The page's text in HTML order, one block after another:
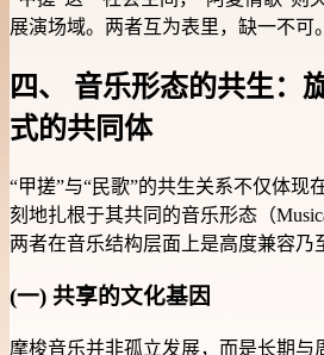
展演场域。两者互为表里，缺一不可。
四、 音乐形态的共生：
式的共同体
“甲搓”与“民歌”的共生关系不仅体现
刻地扎根于其共同的音乐形态（
两者在音乐结构层面上是高度兼容乃
(一) 共享的文化基因
摩梭音乐并非孤立发展，而是长期与